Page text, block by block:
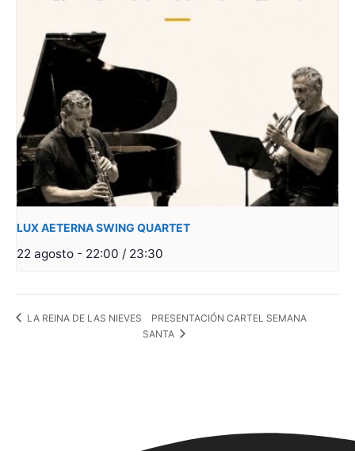
LUX AETERNA SWING QUARTET
22 agosto - 22:00 / 23:30
LA REINA DE LAS NIEVES
PRESENTACIÓN CARTEL SEMANA
SANTA